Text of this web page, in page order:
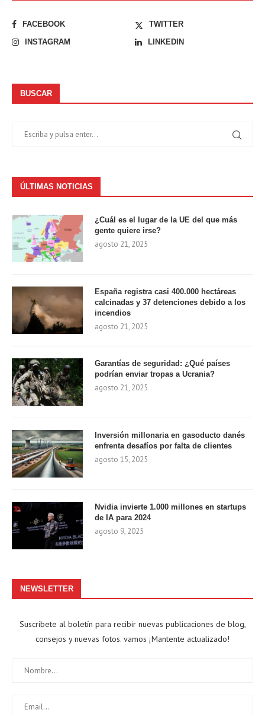
FACEBOOK
TWITTER
INSTAGRAM
LINKEDIN
BUSCAR
ÚLTIMAS NOTICIAS
¿Cuál es el lugar de la UE del que más
gente quiere irse?
agosto 21, 2025
España registra casi 400.000 hectáreas
calcinadas y 37 detenciones debido a los
incendios
agosto 21, 2025
Garantías de seguridad: ¿Qué países
podrían enviar tropas a Ucrania?
agosto 21, 2025
Inversión millonaria en gasoducto danés
enfrenta desafíos por falta de clientes
agosto 15, 2025
Nvidia invierte 1.000 millones en startups
de IA para 2024
agosto 9, 2025
NEWSLETTER
Suscríbete al boletín para recibir nuevas publicaciones de blog,
consejos y nuevas fotos. vamos ¡Mantente actualizado!